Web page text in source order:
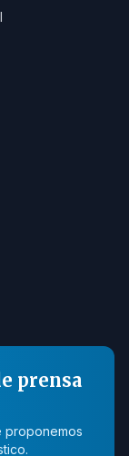
prensa
proponemos